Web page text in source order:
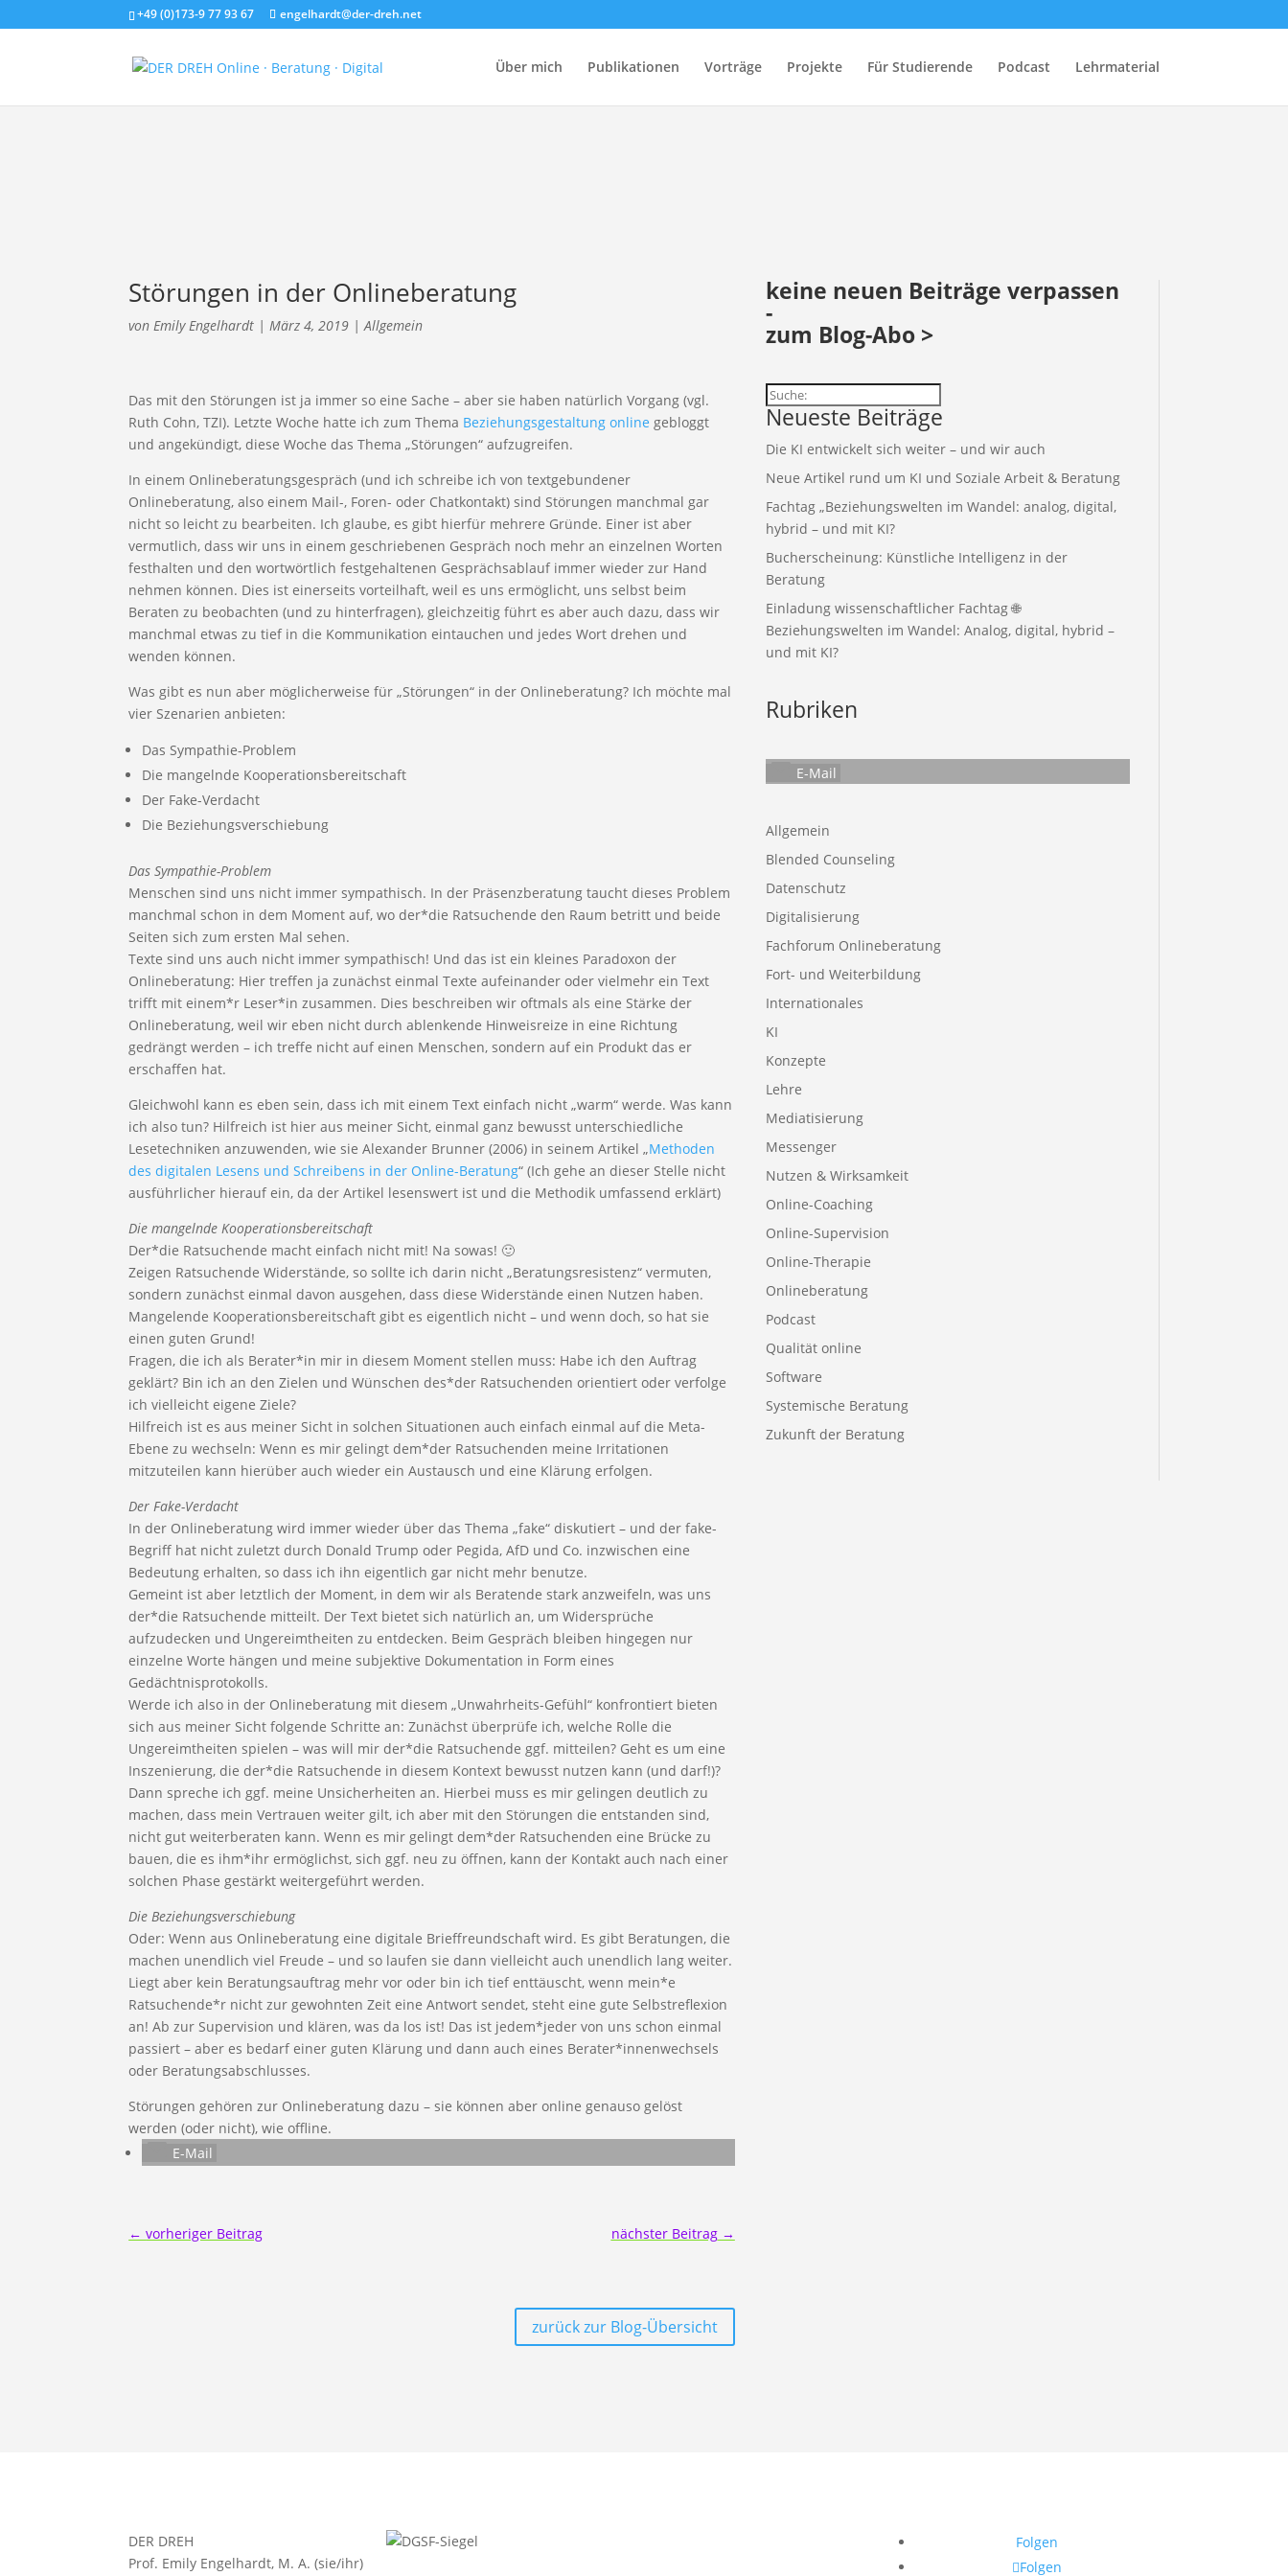
+49 (0)173-9 77 93 67 engelhardt@der-dreh.net
Über mich Publikationen Vorträge Projekte Für Studierende Podcast Lehrmaterial
Störungen in der Onlineberatung
von Emily Engelhardt | März 4, 2019 |Allgemein
Das mit den Störungen ist ja immer so eine Sache – aber sie haben natürlich Vorgang (vgl.
Ruth Cohn, TZI). Letzte Woche hatte ich zum Thema Beziehungsgestaltung online gebloggt
und angekündigt, diese Woche das Thema „Störungen“ aufzugreifen.
In einem Onlineberatungsgespräch (und ich schreibe ich von textgebundener
Onlineberatung, also einem Mail-, Foren- oder Chatkontakt) sind Störungen manchmal gar
nicht so leicht zu bearbeiten. Ich glaube, es gibt hierfür mehrere Gründe. Einer ist aber
vermutlich, dass wir uns in einem geschriebenen Gespräch noch mehr an einzelnen Worten
festhalten und den wortwörtlich festgehaltenen Gesprächsablauf immer wieder zur Hand
nehmen können. Dies ist einerseits vorteilhaft, weil es uns ermöglicht, uns selbst beim
Beraten zu beobachten (und zu hinterfragen), gleichzeitig führt es aber auch dazu, dass wir
manchmal etwas zu tief in die Kommunikation eintauchen und jedes Wort drehen und
wenden können.
Was gibt es nun aber möglicherweise für „Störungen“ in der Onlineberatung? Ich möchte mal
vier Szenarien anbieten:
Das Sympathie-Problem
Die mangelnde Kooperationsbereitschaft
Der Fake-Verdacht
Die Beziehungsverschiebung
Das Sympathie-Problem
Menschen sind uns nicht immer sympathisch. In der Präsenzberatung taucht dieses Problem
manchmal schon in dem Moment auf, wo der*die Ratsuchende den Raum betritt und beide
Seiten sich zum ersten Mal sehen.
Texte sind uns auch nicht immer sympathisch! Und das ist ein kleines Paradoxon der
Onlineberatung: Hier treffen ja zunächst einmal Texte aufeinander oder vielmehr ein Text
trifft mit einem*r Leser*in zusammen. Dies beschreiben wir oftmals als eine Stärke der
Onlineberatung, weil wir eben nicht durch ablenkende Hinweisreize in eine Richtung
gedrängt werden – ich treffe nicht auf einen Menschen, sondern auf ein Produkt das er
erschaffen hat.
Gleichwohl kann es eben sein, dass ich mit einem Text einfach nicht „warm“ werde. Was kann
ich also tun? Hilfreich ist hier aus meiner Sicht, einmal ganz bewusst unterschiedliche
Lesetechniken anzuwenden, wie sie Alexander Brunner (2006) in seinem Artikel „Methoden
des digitalen Lesens und Schreibens in der Online-Beratung“ (Ich gehe an dieser Stelle nicht
ausführlicher hierauf ein, da der Artikel lesenswert ist und die Methodik umfassend erklärt)
Die mangelnde Kooperationsbereitschaft
Der*die Ratsuchende macht einfach nicht mit! Na sowas! 🙂
Zeigen Ratsuchende Widerstände, so sollte ich darin nicht „Beratungsresistenz“ vermuten,
sondern zunächst einmal davon ausgehen, dass diese Widerstände einen Nutzen haben.
Mangelende Kooperationsbereitschaft gibt es eigentlich nicht – und wenn doch, so hat sie
einen guten Grund!
Fragen, die ich als Berater*in mir in diesem Moment stellen muss: Habe ich den Auftrag
geklärt? Bin ich an den Zielen und Wünschen des*der Ratsuchenden orientiert oder verfolge
ich vielleicht eigene Ziele?
Hilfreich ist es aus meiner Sicht in solchen Situationen auch einfach einmal auf die Meta-
Ebene zu wechseln: Wenn es mir gelingt dem*der Ratsuchenden meine Irritationen
mitzuteilen kann hierüber auch wieder ein Austausch und eine Klärung erfolgen.
Der Fake-Verdacht
In der Onlineberatung wird immer wieder über das Thema „fake“ diskutiert – und der fake-
Begriff hat nicht zuletzt durch Donald Trump oder Pegida, AfD und Co. inzwischen eine
Bedeutung erhalten, so dass ich ihn eigentlich gar nicht mehr benutze.
Gemeint ist aber letztlich der Moment, in dem wir als Beratende stark anzweifeln, was uns
der*die Ratsuchende mitteilt. Der Text bietet sich natürlich an, um Widersprüche
aufzudecken und Ungereimtheiten zu entdecken. Beim Gespräch bleiben hingegen nur
einzelne Worte hängen und meine subjektive Dokumentation in Form eines
Gedächtnisprotokolls.
Werde ich also in der Onlineberatung mit diesem „Unwahrheits-Gefühl“ konfrontiert bieten
sich aus meiner Sicht folgende Schritte an: Zunächst überprüfe ich, welche Rolle die
Ungereimtheiten spielen – was will mir der*die Ratsuchende ggf. mitteilen? Geht es um eine
Inszenierung, die der*die Ratsuchende in diesem Kontext bewusst nutzen kann (und darf!)?
Dann spreche ich ggf. meine Unsicherheiten an. Hierbei muss es mir gelingen deutlich zu
machen, dass mein Vertrauen weiter gilt, ich aber mit den Störungen die entstanden sind,
nicht gut weiterberaten kann. Wenn es mir gelingt dem*der Ratsuchenden eine Brücke zu
bauen, die es ihm*ihr ermöglichst, sich ggf. neu zu öffnen, kann der Kontakt auch nach einer
solchen Phase gestärkt weitergeführt werden.
Die Beziehungsverschiebung
Oder: Wenn aus Onlineberatung eine digitale Brieffreundschaft wird. Es gibt Beratungen, die
machen unendlich viel Freude – und so laufen sie dann vielleicht auch unendlich lang weiter.
Liegt aber kein Beratungsauftrag mehr vor oder bin ich tief enttäuscht, wenn mein*e
Ratsuchende*r nicht zur gewohnten Zeit eine Antwort sendet, steht eine gute Selbstreflexion
an! Ab zur Supervision und klären, was da los ist! Das ist jedem*jeder von uns schon einmal
passiert – aber es bedarf einer guten Klärung und dann auch eines Berater*innenwechsels
oder Beratungsabschlusses.
Störungen gehören zur Onlineberatung dazu – sie können aber online genauso gelöst
werden (oder nicht), wie offline.
E-Mail
←vorheriger Beitrag nächster Beitrag→
zurück zur Blog-Übersicht
keine neuen Beiträge verpassen
-
zum Blog-Abo >
Suchen
Neueste Beiträge
Die KI entwickelt sich weiter – und wir auch
Neue Artikel rund um KI und Soziale Arbeit & Beratung
Fachtag „Beziehungswelten im Wandel: analog, digital,
hybrid – und mit KI?
Bucherscheinung: Künstliche Intelligenz in der
Beratung
Einladung wissenschaftlicher Fachtag 🌐
Beziehungswelten im Wandel: Analog, digital, hybrid –
und mit KI?
Rubriken
E-Mail
Allgemein
Blended Counseling
Datenschutz
Digitalisierung
Fachforum Onlineberatung
Fort- und Weiterbildung
Internationales
KI
Konzepte
Lehre
Mediatisierung
Messenger
Nutzen & Wirksamkeit
Online-Coaching
Online-Supervision
Online-Therapie
Onlineberatung
Podcast
Qualität online
Software
Systemische Beratung
Zukunft der Beratung
DER DREH
Prof. Emily Engelhardt, M. A. (sie/ihr)
Folgen
Folgen